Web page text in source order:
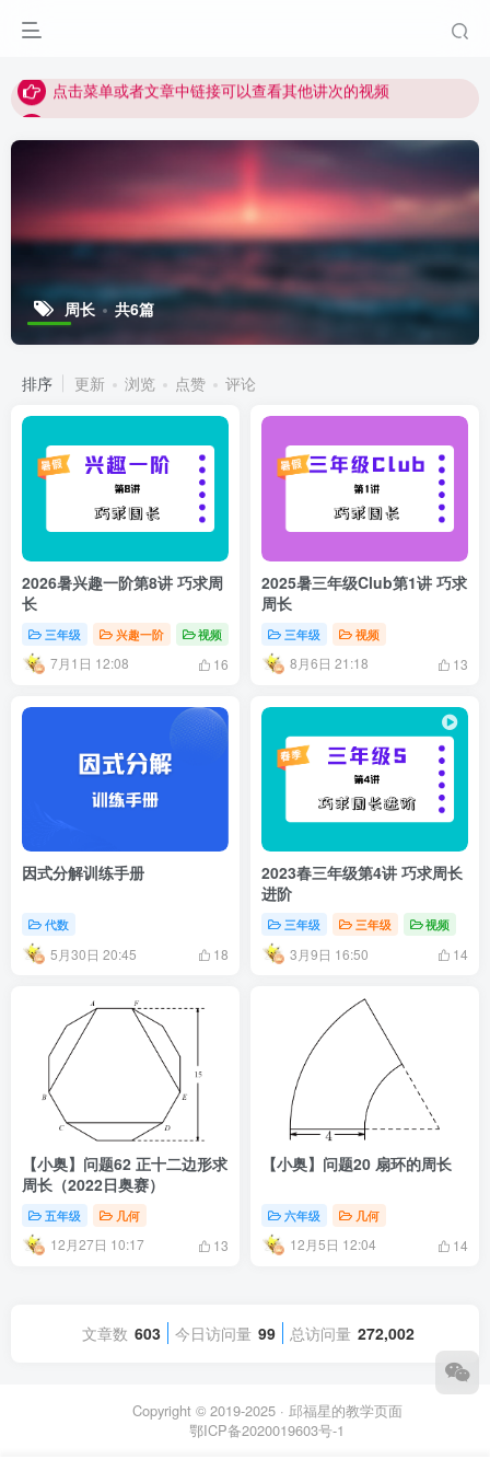
视频无法观看的微信发消息给邱老师重置即可
周长 共6篇
排序 更新 浏览 点赞 评论
2026暑兴趣一阶第8讲 巧求周
长
三年级 兴趣一阶 视频
7月1日 12:08 16
2025暑三年级Club第1讲 巧求
周长
三年级 视频
8月6日 21:18 13
因式分解训练手册
代数
5月30日 20:45 18
2023春三年级第4讲 巧求周长
进阶
三年级 三年级 视频
3月9日 16:50 14
【小奥】问题62 正十二边形求
周长（2022日奥赛）
五年级 几何
12月27日 10:17 13
【小奥】问题20 扇环的周长
六年级 几何
12月5日 12:04 14
文章数 603 今日访问量 99 总访问量 272,002
Copyright © 2019-2025 · 邱福星的教学页面
鄂ICP备2020019603号-1